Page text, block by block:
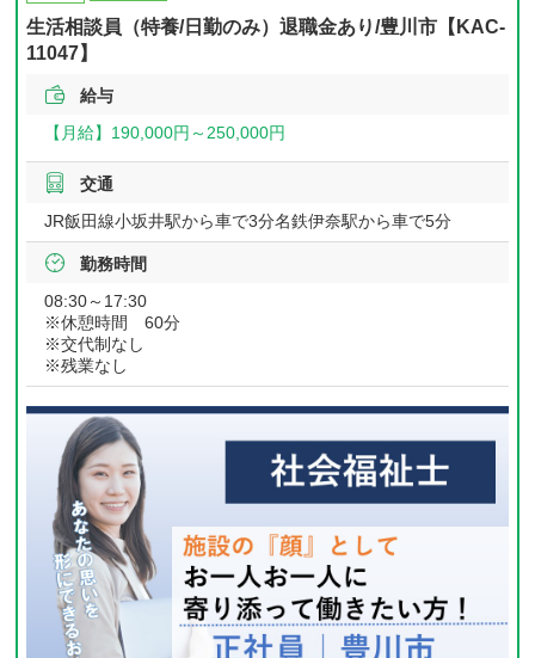
生活相談員（特養/日勤のみ）退職金あり/豊川市【KAC-
11047】
給与
【月給】 190,000円～ 250,000円
交通
JR飯田線小坂井駅から車で3分名鉄伊奈駅から車で5分
勤務時間
08:30～17:30
※休憩時間 60分
※交代制なし
※残業なし